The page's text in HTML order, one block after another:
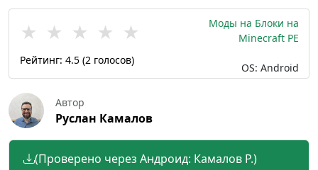
★ ★ ★ ★ ★
Рейтинг: 4.5 (2 голосов)
Моды на Блоки на
Minecraft PE
OS: Android
Автор
Руслан Камалов
(Проверено через Андроид: Камалов Р.)